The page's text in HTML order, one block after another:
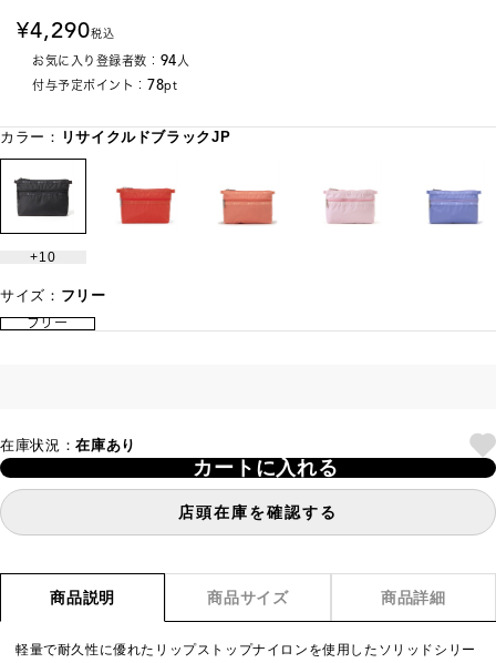
4,290税込
お気に入り登録者数： 94人
付与予定ポイント： 78pt
カラー： リサイクルドブラックJP
10
サイズ： フリー
フリー
在庫状況：在庫あり
カートに入れる
店頭在庫を確認する
商品説明 商品サイズ 商品詳細
軽量で耐久性に優れたリップストップナイロンを使用したソリッドシリー